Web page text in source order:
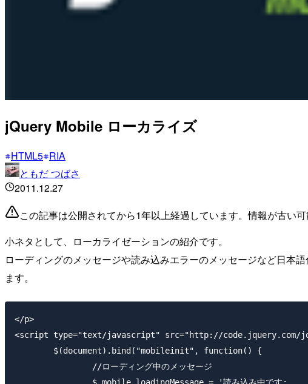
jQuery Mobile ローカライズ
HTML5 RIA
ともだ つばさ
2011.12.27
この記事は公開されてから1年以上経過しています。情報が古い
小ネタとして、ローカライゼーションの紹介です。
ローディングのメッセージや読み込みエラーのメッセージなど日本
ます。
</p>
<script type="text/javascript" src="http://code.jquery.com/